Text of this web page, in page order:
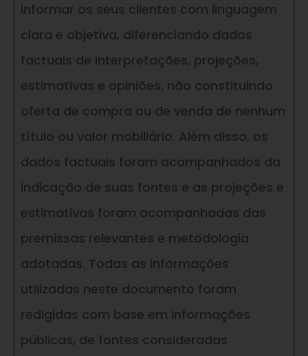
informar os seus clientes com linguagem
clara e objetiva, diferenciando dados
factuais de interpretações, projeções,
estimativas e opiniões, não constituindo
oferta de compra ou de venda de nenhum
título ou valor mobiliário. Além disso, os
dados factuais foram acompanhados da
indicação de suas fontes e as projeções e
estimativas foram acompanhadas das
premissas relevantes e metodologia
adotadas. Todas as informações
utilizadas neste documento foram
redigidas com base em informações
públicas, de fontes consideradas